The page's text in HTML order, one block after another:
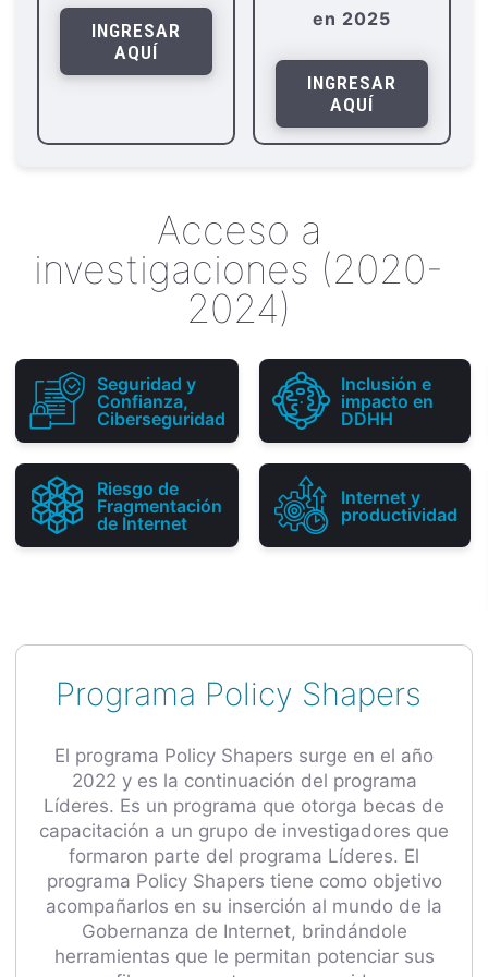
INGRESAR
AQUÍ
en 2025
INGRESAR
AQUÍ
Acceso a
investigaciones (2020-
2024)
Seguridad y
Confianza,
Ciberseguridad
Inclusión e
impacto en
DDHH
Riesgo de
Fragmentación
de Internet
Internet y
productividad
Programa Policy Shapers
El programa Policy Shapers surge en el año
2022 y es la continuación del programa
Líderes. Es un programa que otorga becas de
capacitación a un grupo de investigadores que
formaron parte del programa Líderes. El
programa Policy Shapers tiene como objetivo
acompañarlos en su inserción al mundo de la
Gobernanza de Internet, brindándole
herramientas que le permitan potenciar sus